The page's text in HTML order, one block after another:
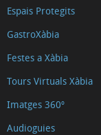
Espais Protegits
GastroXàbia
Festes a Xàbia
Tours Virtuals Xàbia
Imatges 360º
Audioguies